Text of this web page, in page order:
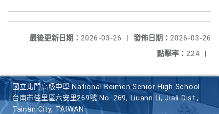
發佈日期： 2026-03-26
最後更新日期： 2026-03-26
|
點擊率： 224 |
國立北門高級中學 National Beimen Senior High School
台南市佳里區六安里269號 No. 269, Liuann Li, Jiali Dist.,
Tainan City, TAIWAN